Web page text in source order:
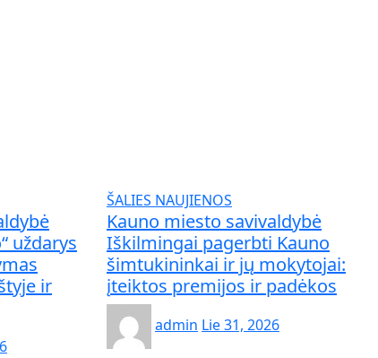
uždarys
ir
ŠALIES NAUJIENOS
Kauno miesto savivaldybė
Iškilmingai pagerbti Kauno
šimtukininkai ir jų mokytojai:
įteiktos premijos ir padėkos
admin Lie 31, 2026